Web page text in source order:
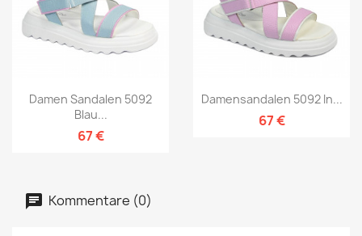
Damen Sandalen 5092
Blau...
67 €
Damensandalen 5092 In...
67 €
Kommentare (0)